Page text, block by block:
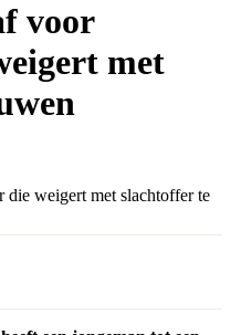
voor
met